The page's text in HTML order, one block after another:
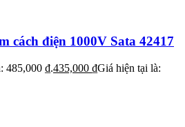
cách điện 1000V Sata 42417
485,000 ₫.435,000 ₫Giá hiện tại là: